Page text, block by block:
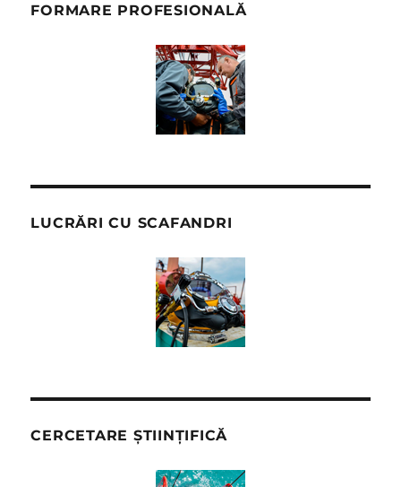
FORMARE PROFESIONALĂ
LUCRĂRI CU SCAFANDRI
CERCETARE ȘTIINȚIFICĂ